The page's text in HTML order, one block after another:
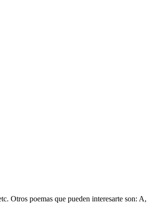
Otros poemas que pueden interesarte son: A,